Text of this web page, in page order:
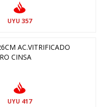
UYU 357
AC.VITRIFICADO
CINSA
UYU 417